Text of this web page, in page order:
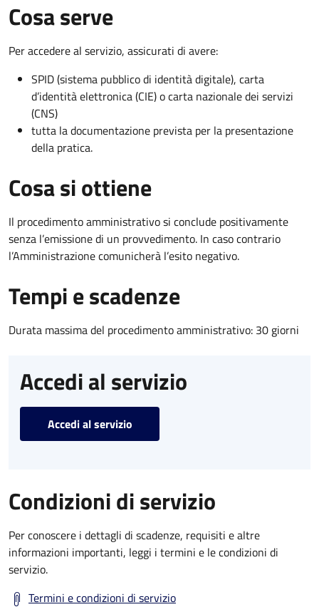
Cosa serve
Per accedere al servizio, assicurati di avere:
SPID (sistema pubblico di identità digitale), carta
d’identità elettronica (CIE) o carta nazionale dei servizi
(CNS)
tutta la documentazione prevista per la presentazione
della pratica.
Cosa si ottiene
Il procedimento amministrativo si conclude positivamente
senza l’emissione di un provvedimento. In caso contrario
l’Amministrazione comunicherà l’esito negativo.
Tempi e scadenze
Durata massima del procedimento amministrativo: 30 giorni
Accedi al servizio
Accedi al servizio
Condizioni di servizio
Per conoscere i dettagli di scadenze, requisiti e altre
informazioni importanti, leggi i termini e le condizioni di
servizio.
Termini e condizioni di servizio